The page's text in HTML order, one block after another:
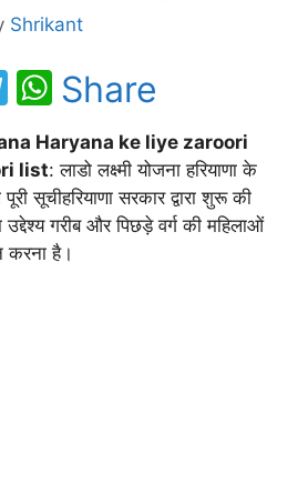
Shrikant
T
e
gr
a
m
W
at
s
A
p
Share
Haryana ke liye zaroori
list: लाडो लक्ष्मी योजना हरियाणा के
सूचीहरियाणा सरकार द्वारा शुरू की
गरीब और पिछड़े वर्ग की महिलाओं
करना है।